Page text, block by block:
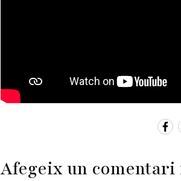
Afegeix un comentari